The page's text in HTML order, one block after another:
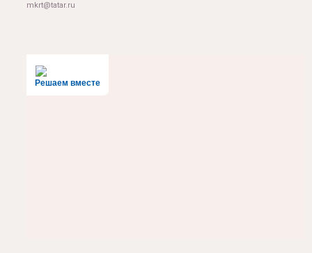
mkrt@tatar.ru
Решаем вместе